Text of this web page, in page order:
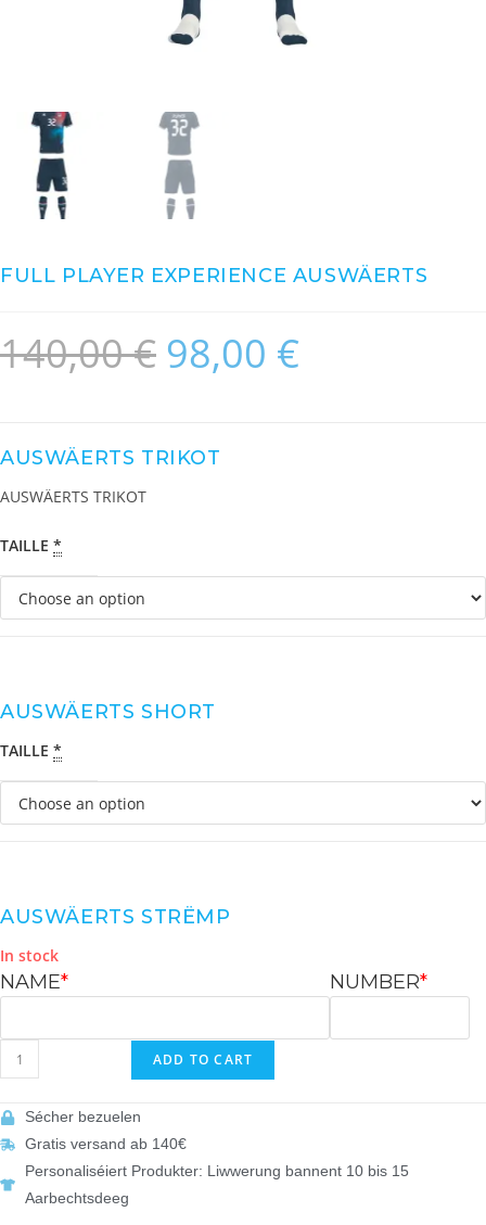
FULL PLAYER EXPERIENCE AUSWÄERTS
140,00€ 98,00 €
AUSWÄERTS TRIKOT
AUSWÄERTS TRIKOT
TAILLE *
AUSWÄERTS SHORT
TAILLE *
AUSWÄERTS STRËMP
In stock
*
NAME *
NUMBER
ADD TO CART
Sécher bezuelen
Gratis versand ab 140€
Personaliséiert Produkter: Liwwerung bannent 10 bis 15
Aarbechtsdeeg